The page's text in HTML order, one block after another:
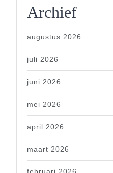
Archief
augustus 2026
juli 2026
juni 2026
mei 2026
april 2026
maart 2026